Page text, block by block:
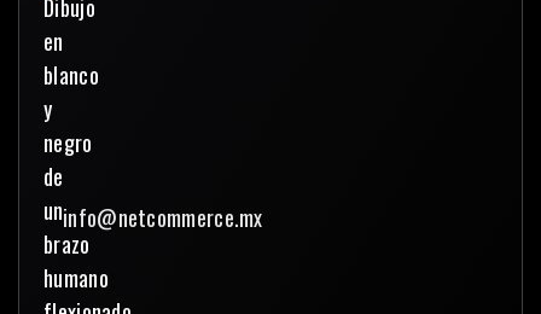
info@netcommerce.mx